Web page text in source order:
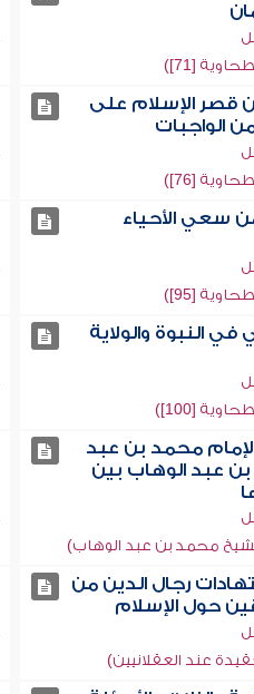
[71])
قصر الإسلام على
الواجبات
[76])
من سعي الأحياء
[95])
النبوة والولاية
[100])
محمد بن عبد
عبد الوهاب بين
محمد بن عبد الوهاب)
رجال الدين من
حول الإسلام
عند العقلانيين)